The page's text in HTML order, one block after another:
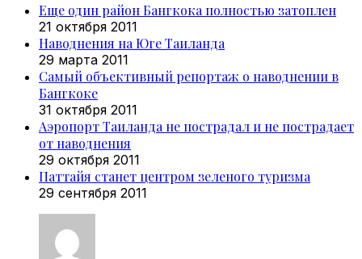
Еще один район Бангкока полностью затоплен
21 октября 2011
Наводнения на Юге Таиланда
29 марта 2011
Самый объективный репортаж о наводнении в
Бангкоке
31 октября 2011
Аэропорт Таиланда не пострадал и не пострадает
от наводнения
29 октября 2011
Паттайя станет центром зеленого туризма
29 сентября 2011